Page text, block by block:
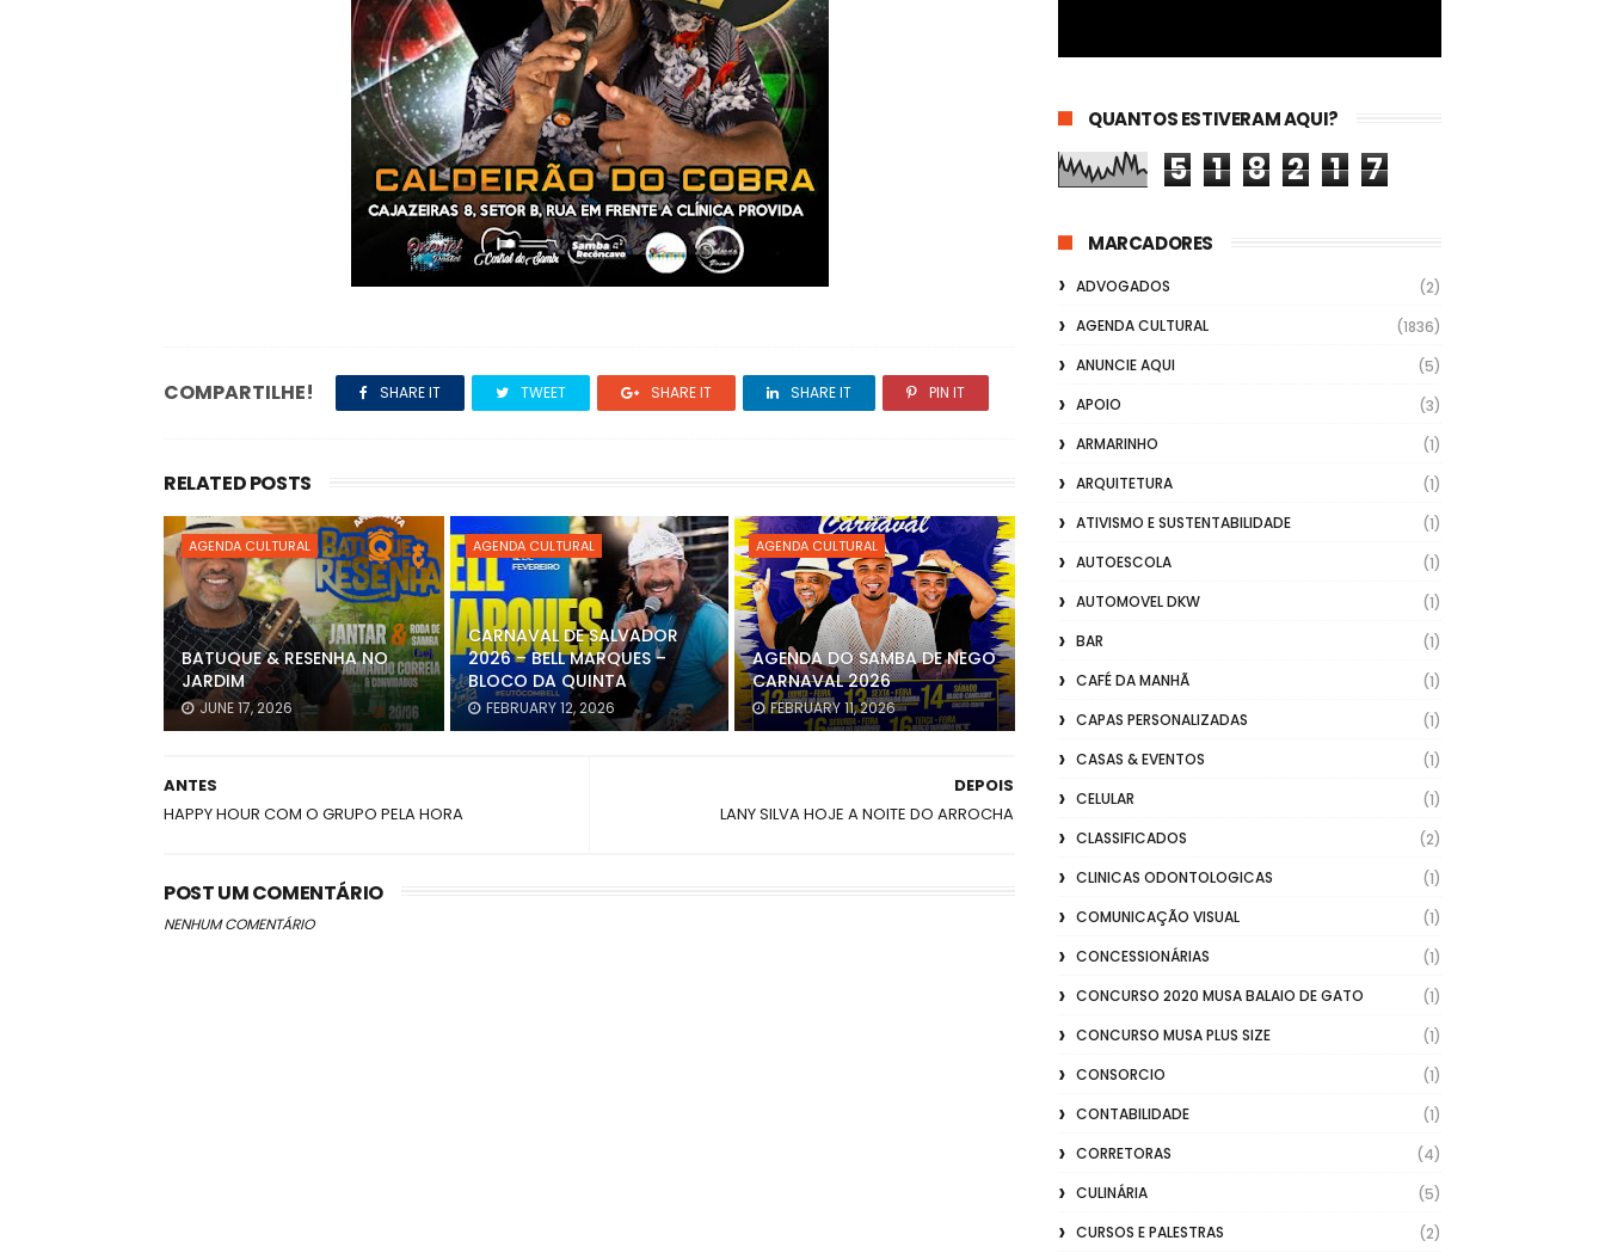
COMPARTILHE! SHARE IT TWEET SHARE IT SHARE IT PIN IT
RELATED POSTS
AGENDA CULTURAL
BATUQUE & RESENHA NO
JARDIM
JUNE 17, 2026
AGENDA CULTURAL
CARNAVAL DE SALVADOR
2026 – BELL MARQUES –
BLOCO DA QUINTA
FEBRUARY 12, 2026
AGENDA CULTURAL
AGENDA DO SAMBA DE NEGO
CARNAVAL 2026
FEBRUARY 11, 2026
DEPOIS
LANY SILVA HOJE A NOITE DO ARROCHA
ANTES
HAPPY HOUR COM O GRUPO PELA HORA
POST UM COMENTÁRIO
NENHUM COMENTÁRIO
QUANTOS ESTIVERAM AQUI?
5 1 8 2 1 7
MARCADORES
ADVOGADOS
(2)
AGENDA CULTURAL
(1836)
ANUNCIE AQUI
(5)
APOIO
(3)
ARMARINHO
(1)
ARQUITETURA
(1)
ATIVISMO E SUSTENTABILIDADE
(1)
AUTOESCOLA
(1)
AUTOMOVEL DKW
(1)
BAR
(1)
CAFÉ DA MANHÃ
(1)
CAPAS PERSONALIZADAS
(1)
CASAS & EVENTOS
(1)
CELULAR
(1)
CLASSIFICADOS
(2)
CLINICAS ODONTOLOGICAS
(1)
COMUNICAÇÃO VISUAL
(1)
CONCESSIONÁRIAS
(1)
CONCURSO 2020 MUSA BALAIO DE GATO
(1)
CONCURSO MUSA PLUS SIZE
(1)
CONSORCIO
(1)
CONTABILIDADE
(1)
CORRETORAS
(4)
CULINÁRIA
(5)
CURSOS E PALESTRAS
(2)